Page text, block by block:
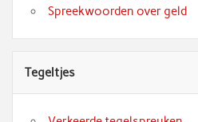
Spreekwoorden over geld
Tegeltjes